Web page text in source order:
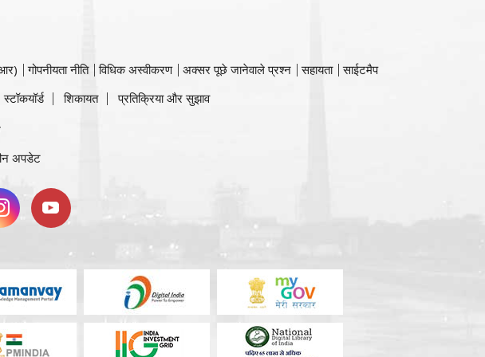
गोपनीयता नीति विधिक अस्वीकरण अक्सर पूछे जानेवाले प्रश्न सहायता
साईटमैप
स्टॉकयॉर्ड शिकायत प्रतिक्रिया और सुझाव
अपडेट